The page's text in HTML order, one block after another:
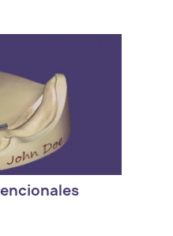
DentalCAD